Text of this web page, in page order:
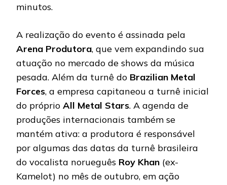
minutos.
A realização do evento é assinada pela
Arena Produtora, que vem expandindo sua
atuação no mercado de shows da música
pesada. Além da turnê do Brazilian Metal
Forces, a empresa capitaneou a turnê inicial
do próprio All Metal Stars. A agenda de
produções internacionais também se
mantém ativa: a produtora é responsável
por algumas das datas da turnê brasileira
do vocalista norueguês Roy Khan (ex-
Kamelot) no mês de outubro, em ação